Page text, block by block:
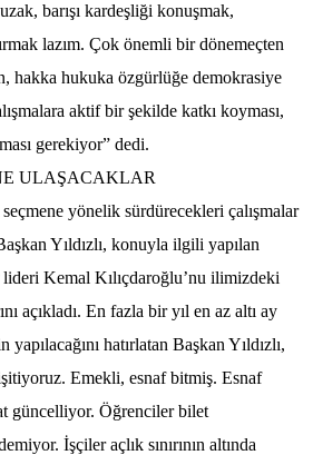
barışı kardeşliği konuşmak,
lazım. Çok önemli bir dönemeçten
hakka hukuka özgürlüğe demokrasiye
aktif bir şekilde katkı koyması,
gerekiyor” dedi.
ULAŞACAKLAR
yönelik sürdürecekleri çalışmalar
Yıldızlı, konuyla ilgili yapılan
Kemal Kılıçdaroğlu’nu ilimizdeki
açıkladı. En fazla bir yıl en az altı ay
hatırlatan Başkan Yıldızlı,
Emekli, esnaf bitmiş. Esnaf
güncelliyor. Öğrenciler bilet
İşçiler açlık sınırının altında